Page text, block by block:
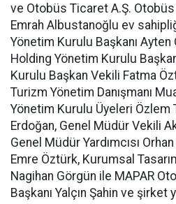
ve Otobüs Ticaret A.Ş.
Emrah Albustanoğlu ev
Yönetim Kurulu Başkanı Ayten
Holding Yönetim Kurulu
Kurulu Başkan Vekili Fatma
Turizm Yönetim Danışmanı
Yönetim Kurulu Üyeleri
Erdoğan, Genel Müdür Vekili
Genel Müdür Yardımcısı
Emre Öztürk, Kurumsal
Nagihan Görgün ile MAPAR
Başkanı Yalçın Şahin ve şirket